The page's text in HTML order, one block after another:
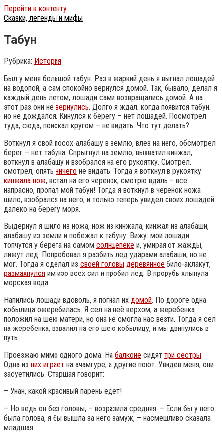
Перейти к контенту
Сказки, легенды и мифы
Табун
Рубрика: История
Был у меня большой табун. Раз в жаркий день я выгнал лошадей
на водопой, а сам спокойно вернулся домой. Так, бывало, делал я
каждый день летом, лошади сами возвращались домой. А на
этот раз они не вернулись. Долго я ждал, когда появится табун,
но не дождался. Кинулся к берегу – нет лошадей. Посмотрел
туда, сюда, поискал кругом – не видать. Что тут делать?
Воткнул я свой посох-алабашу в землю, влез на него, обсмотрел
берег – нет табуна. Спрыгнул на землю, выхватил кинжал,
воткнул в алабашу и взобрался на его рукоятку. Смотрел,
смотрел, опять ничего не видать. Тогда я воткнул в рукоятку
кинжала нож, встал на его черенок, смотрю вдаль – все
напрасно, пропал мой табун! Тогда я воткнул в черенок ножа
шило, взобрался на него, и только теперь увидел своих лошадей
далеко на берегу моря.
Выдернул я шило из ножа, нож из кинжала, кинжал из алабаши,
алабашу из земли и побежал к табуну. Вижу: мои лошади
топчутся у берега на самом солнцепеке и, умирая от жажды,
лижут лед. Попробовал я разбить лед ударами алабаши, но не
мог. Тогда я сделал из своей головы деревянное било-аклакут,
размахнулся им изо всех сил и пробил лед. В прорубь хлынула
морская вода.
Напились лошади вдоволь, я погнал их домой. По дороге одна
кобылица ожеребилась. Я сел на неё верхом, а жеребенка
положил на шею матери, но она не смогла нас везти. Тогда я сел
на жеребенка, взвалил на его шею кобылицу, и мы двинулись в
путь.
Проезжаю мимо одного дома. На балконе сидят три сестры.
Одна из них играет на ачамгуре, а другие поют. Увидев меня, они
засуетились. Старшая говорит:
– Унан, какой красивый парень едет!
– Но ведь он без головы, – возразила средняя. – Если бы у него
была голова, я бы вышла за него замуж, – насмешливо сказала
младшая.